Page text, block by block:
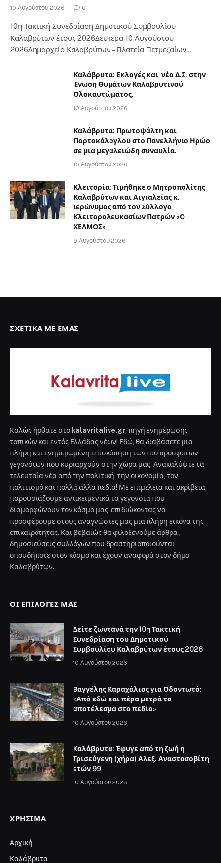
10 Αυγούστου 2026 0
10η Τακτική Συνεδρίαση Δημοτικού Συμβουλίου
Καλαβρύτων έτους 2026Δευτέρα 10 Αυγούστου
2026Δημαρχείο Καλαβρύτων – Πλατεία Πετμεζαίων…
Καλάβρυτα: Εκλογές και νέο Δ.Σ. στην
Ένωση Θυμάτων Καλαβρυτινού
Ολοκαυτώματος.
10 Αυγούστου 2026
Καλάβρυτα: Πρωτοψάλτη και
Πορτοκάλογλου στο Πανελλήνιο Ηρώο
σε μια μεγαλειώδη συναυλία.
10 Αυγούστου 2026
Κλειτορία: Τιμήθηκε ο Μητροπολίτης
Καλαβρύτων και Αιγιαλείας κ.
Ιερώνυμος από τον Σύλλογο
Κλειτορολευκασίων Πατρών «Ο
ΧΕΛΜΟΣ»
9 Αυγούστου 2026
ΣΧΕΤΙΚΆ ΜΕ ΕΜΆΣ
Καλώς ήρθατε στο kalavritalive.gr , πηγή ενημέρωσης
τοπικών και εντός Ελλάδας νέων! Εδώ, θα διαβάσετε μια
πλήρη και ενημερωμένη επισκόπηση των πιο πρόσφατων
γεγονότων που κυριαρχούν στην χώρα μας. Ανακαλύψτε τα
τελευταία νέα από την πολιτική, την οικονομία, τον
πολιτισμό και πολλά άλλα πεδία! Με επιμέλεια και ακρίβεια,
παρουσιάζουμε αντικειμενικά τα γεγονότα που
διαμορφώνουν τον κόσμο μας, επιδιώκοντας να
προσφέρουμε στους αναγνώστες μας μια πλήρη εικόνα της
επικαιρότητας. Και βεβαιώς θα φιλοξενούμε άρθρα ,
δημοσιεύσεις συλλόγων που δραστηριοποιούνται
οπουδήποτε στον κόσμο και έχουν αναφορά στον δήμο
Καλαβρύτων.
ΟΙ ΕΠΙΛΟΓΈΣ ΜΑΣ
Δείτε ζωντανά την 10η Τακτική
Συνεδρίαση του Δημοτικού
Συμβουλίου Καλαβρύτων έτους 2026
10 Αυγούστου 2026
Βαγγέλης Καραχάλιος για Οδοντωτό:
«Από εδώ και πέρα μετρά το
αποτέλεσμα στο πεδίο»
10 Αυγούστου 2026
Καλάβρυτα: Έφυγε από τη ζωή η
Τρισεύγενη (χήρα) Αλεξ. Αναστασοβίτη
ετών 99
10 Αυγούστου 2026
ΧΡΉΣΙΜΑ
Αρχική
Καλάβρυτα